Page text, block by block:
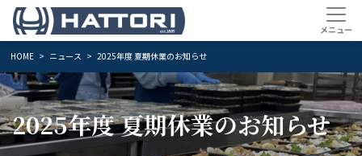
HOME ニュース 2025年度 夏期休業のお知らせ
2025年度 夏期休業のお知らせ